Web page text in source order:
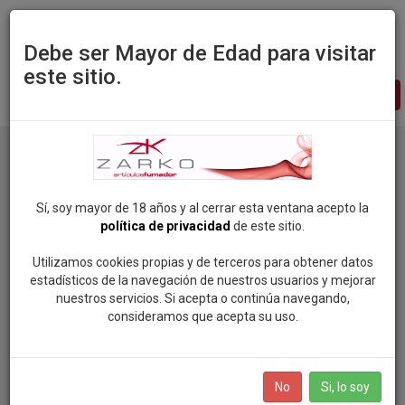
Debe ser Mayor de Edad para visitar
este sitio.
Sí, soy mayor de 18 años y al cerrar esta ventana acepto la
política de privacidad de este sitio.
Utilizamos cookies propias y de terceros para obtener datos
estadísticos de la navegación de nuestros usuarios y mejorar
nuestros servicios. Si acepta o continúa navegando,
consideramos que acepta su uso.
No Si, lo soy
Zarko
pagina
Productos
Categoria: CIG. ELECTRONICOS Y LIQUIDOS
ROCK SOUL POP